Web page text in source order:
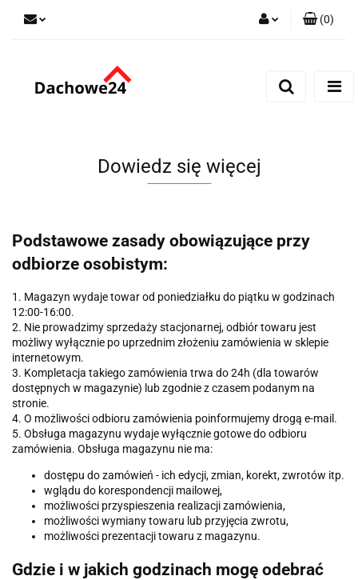
(0)
Dowiedz się więcej
Podstawowe zasady obowiązujące przy
odbiorze osobistym:
1. Magazyn wydaje towar od poniedziałku do piątku w godzinach
12:00-16:00.
2. Nie prowadzimy sprzedaży stacjonarnej, odbiór towaru jest
możliwy wyłącznie po uprzednim złożeniu zamówienia w sklepie
internetowym.
3. Kompletacja takiego zamówienia trwa do 24h (dla towarów
dostępnych w magazynie) lub zgodnie z czasem podanym na
stronie.
4. O możliwości odbioru zamówienia poinformujemy drogą e-mail.
5. Obsługa magazynu wydaje wyłącznie gotowe do odbioru
zamówienia. Obsługa magazynu nie ma:
dostępu do zamówień - ich edycji, zmian, korekt, zwrotów itp.
wglądu do korespondencji mailowej,
możliwości przyspieszenia realizacji zamówienia,
możliwości wymiany towaru lub przyjęcia zwrotu,
możliwości prezentacji towaru z magazynu.
Gdzie i w jakich godzinach mogę odebrać